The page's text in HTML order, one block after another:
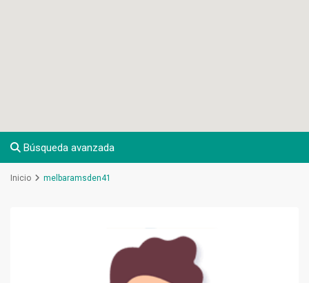
Búsqueda avanzada
Inicio melbaramsden41